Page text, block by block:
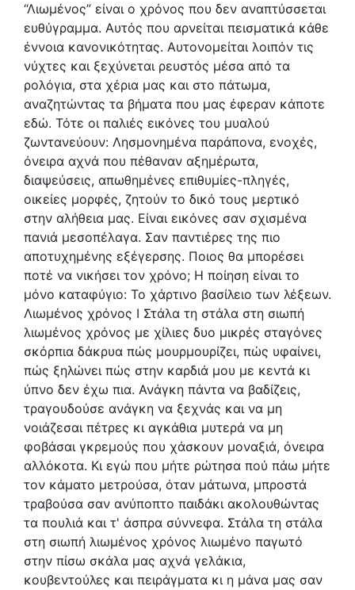
“Λιωμένος” είναι ο χρόνος που δεν αναπτύσσεται
ευθύγραμμα. Αυτός που αρνείται πεισματικά κάθε
έννοια κανονικότητας. Αυτονομείται λοιπόν τις
νύχτες και ξεχύνεται ρευστός μέσα από τα
ρολόγια, στα χέρια μας και στο πάτωμα,
αναζητώντας τα βήματα που μας έφεραν κάποτε
εδώ. Τότε οι παλιές εικόνες του μυαλού
ζωντανεύουν: Λησμονημένα παράπονα, ενοχές,
όνειρα αχνά που πέθαναν αξημέρωτα,
διαψεύσεις, απωθημένες επιθυμίες-πληγές,
οικείες μορφές, ζητούν το δικό τους μερτικό
στην αλήθεια μας. Είναι εικόνες σαν σχισμένα
πανιά μεσοπέλαγα. Σαν παντιέρες της πιο
αποτυχημένης εξέγερσης. Ποιος θα μπορέσει
ποτέ να νικήσει τον χρόνο; Η ποίηση είναι το
μόνο καταφύγιο: Το χάρτινο βασίλειο των λέξεων.
Λιωμένος χρόνος I Στάλα τη στάλα στη σιωπή
λιωμένος χρόνος με χίλιες δυο μικρές σταγόνες
σκόρπια δάκρυα πώς μουρμουρίζει, πώς υφαίνει,
πώς ξηλώνει πώς στην καρδιά μου με κεντά κι
ύπνο δεν έχω πια. Ανάγκη πάντα να βαδίζεις,
τραγουδούσε ανάγκη να ξεχνάς και να μη
νοιάζεσαι πέτρες κι αγκάθια μυτερά να μη
φοβάσαι γκρεμούς που χάσκουν μοναξιά, όνειρα
αλλόκοτα. Κι εγώ που μήτε ρώτησα πού πάω μήτε
τον κάματο μετρούσα, όταν μάτωνα, μπροστά
τραβούσα σαν ανύποπτο παιδάκι ακολουθώντας
τα πουλιά και τ' άσπρα σύννεφα. Στάλα τη στάλα
στη σιωπή λιωμένος χρόνος λιωμένο παγωτό
στην πίσω σκάλα μας αχνά γελάκια,
κουβεντούλες και πειράγματα κι η μάνα μας σαν